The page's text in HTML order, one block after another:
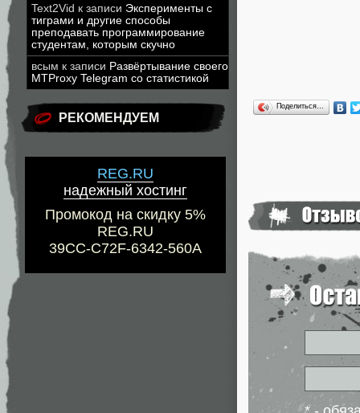
Text2Vid к записи Эксперименты с
тиграми и другие способы
преподавать программирование
студентам, которым скучно
всым к записи Развёртывание своего
MTProxy Telegram со статистикой
РЕКОМЕНДУЕМ
REG.RU
надежный хостинг
Промокод на скидку 5%
REG.RU
39CC-C72F-6342-560A
Поделиться…